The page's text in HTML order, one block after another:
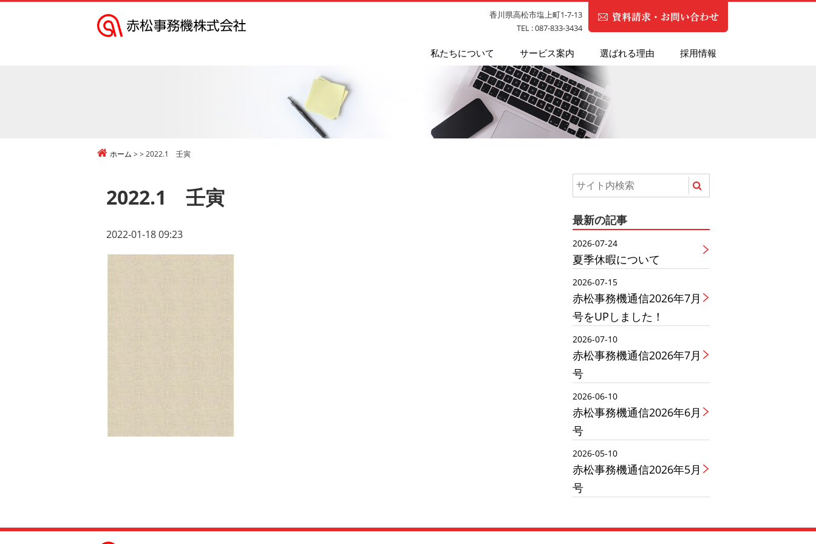
会
私たちについて サービス案内 選ばれる理由 採用情報
香川県高松市塩上町1-7-13
TEL : 087-833-3434
ホーム 2022.1 壬寅
2022.1 壬寅
2022-01-18 09:23
最新の記事
2026-07-24
夏季休暇について
2026-07-15
赤松事務機通信2026年7月
号をUPしました！
2026-07-10
赤松事務機通信2026年7月
号
2026-06-10
赤松事務機通信2026年6月
号
2026-05-10
赤松事務機通信2026年5月
号